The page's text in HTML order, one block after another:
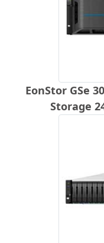
EonStor GSe
Storage